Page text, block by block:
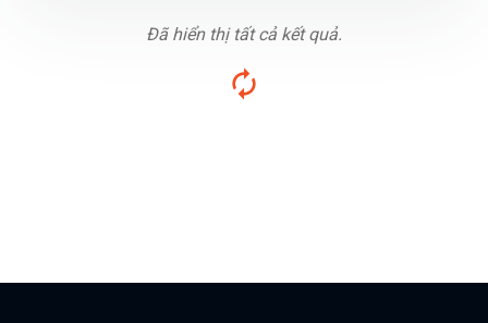
Đã hiển thị tất cả kết quả.